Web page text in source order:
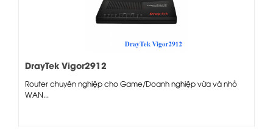
DrayTek Vigor2912
Router chuyên nghiệp cho Game/Doanh nghiệp vừa và nhỏ
WAN...